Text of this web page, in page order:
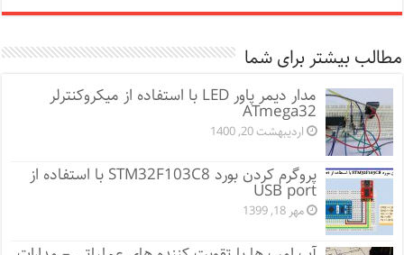
مطالب بیشتر برای شما
مدار دیمر پاور LED با استفاده از میکروکنترلر
ATmega32
اردیبهشت 20, 1400
پروگرم کردن بورد STM32F103C8 با استفاده از
USB port
مهر 18, 1399